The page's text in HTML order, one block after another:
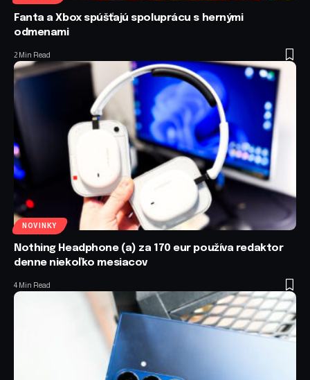
Fanta a Xbox spúšťajú spoluprácu s hernými
odmenami
2 Min Read
NOVINKY
Nothing Headphone (a) za 170 eur používa redaktor
denne niekoľko mesiacov
4 Min Read